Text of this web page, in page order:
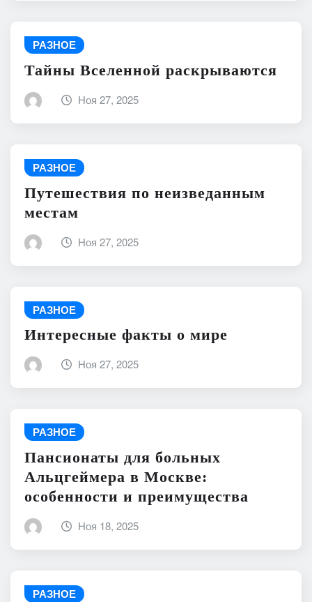
РАЗНОЕ
Тайны Вселенной раскрываются
Ноя 27, 2025
РАЗНОЕ
Путешествия по неизведанным
местам
Ноя 27, 2025
РАЗНОЕ
Интересные факты о мире
Ноя 27, 2025
РАЗНОЕ
Пансионаты для больных
Альцгеймера в Москве:
особенности и преимущества
Ноя 18, 2025
РАЗНОЕ